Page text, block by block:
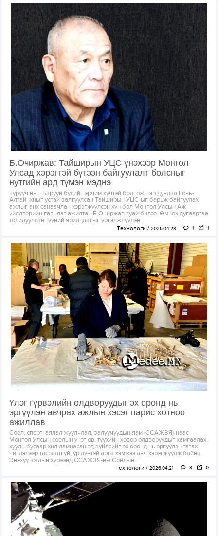
Б.Очиржав: Тайширын УЦС үнэхээр Монгол
Улсад хэрэгтэй бүтээн байгуулалт болсныг
нутгийн ард түмэн мэднэ
Түрүүч нь... Баруун бүсийг эрчим хүчтэй болгож, тэр дундаа Говь-
Алтайнхныг устай залгуулсан Тайширын УЦС-ыг барьж байгуулах
ажлыг анх санаачлан хэрэгжүүлсэн хүн бол Монгол Улсын Аж
үйлдвэрийн гавьяат ажилтан Б.Очиржав гуай билээ. Өмнөх дугаартаа
толилуулсан түүний ярилцлагыг үргэлжлүүлэн...
Технологи 2026.04.23 1 1
Үлэг гүрвэлийн олдворуудыг эх оронд нь
эргүүлэн авчрах ажлын хэсэг парис хотноо
ажиллав
Соёл, спорт, аялал жуулчлал, залуучуудын яам (ССАЖЗЯ)-наас
Монгол Улсын соёлын үнэт өв, түүхийн ховор олдворуудыг хамгаалах,
хууль бусаар хил дамнасан эд зүйлсийг эх оронд нь эргүүлэн татах
чиглэлээр тасралтгүй, үр дүнтэй арга хэмжээ авч хэрэгжүүлж байна.
Энэхүү ажлын хүрээнд ССАЖЗЯ-ны Соёлын...
Технологи 2026.04.21 3 0